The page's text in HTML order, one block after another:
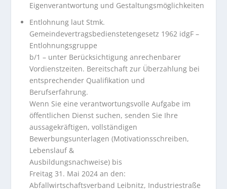
Eigenverantwortung und Gestaltungsmöglichkeiten
Entlohnung laut Stmk.
Gemeindevertragsbedienstetengesetz 1962 idgF –
Entlohnungsgruppe
b/1 – unter Berücksichtigung anrechenbarer
Vordienstzeiten. Bereitschaft zur Überzahlung bei
entsprechender Qualifikation und
Berufserfahrung.
Wenn Sie eine verantwortungsvolle Aufgabe im
öffentlichen Dienst suchen, senden Sie Ihre
aussagekräftigen, vollständigen
Bewerbungsunterlagen (Motivationsschreiben,
Lebenslauf &
Ausbildungsnachweise) bis
Freitag 31. Mai 2024 an den:
Abfallwirtschaftsverband Leibnitz, Industriestraße